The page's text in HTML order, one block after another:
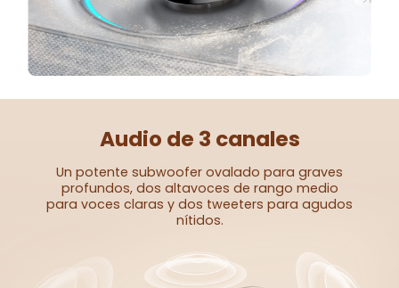
Audio de 3 canales
Un potente subwoofer ovalado para graves
profundos, dos altavoces de rango medio
para voces claras y dos tweeters para agudos
nítidos.